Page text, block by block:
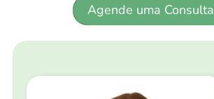
Agende uma Consulta